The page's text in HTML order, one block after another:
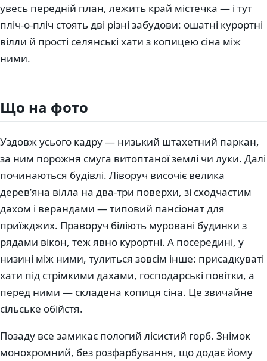
увесь передній план, лежить край містечка — і тут
пліч-о-пліч стоять дві різні забудови: ошатні курортні
вілли й прості селянські хати з копицею сіна між
ними.
Що на фото
Уздовж усього кадру — низький штахетний паркан,
за ним порожня смуга витоптаної землі чи луки. Далі
починаються будівлі. Ліворуч височіє велика
дерев’яна вілла на два-три поверхи, зі сходчастим
дахом і верандами — типовий пансіонат для
приїжджих. Праворуч біліють муровані будинки з
рядами вікон, теж явно курортні. А посередині, у
низині між ними, тулиться зовсім інше: присадкуваті
хати під стрімкими дахами, господарські повітки, а
перед ними — складена копиця сіна. Це звичайне
сільське обійстя.
Позаду все замикає пологий лісистий горб. Знімок
монохромний, без розфарбування, що додає йому